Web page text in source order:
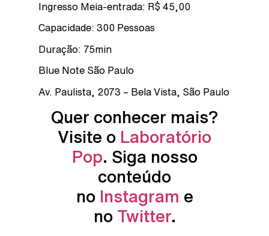
Ingresso Meia-entrada: R$ 45,00
Capacidade: 300 Pessoas
Duração: 75min
Blue Note São Paulo
Av. Paulista, 2073 – Bela Vista, São Paulo
Quer conhecer mais?
Visite o Laboratório
Pop. Siga nosso
conteúdo
no Instagram e
no Twitter.